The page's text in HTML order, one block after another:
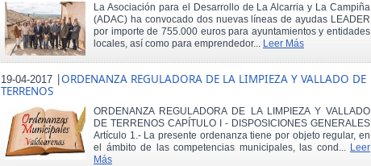
La Asociación para el Desarrollo de La Alcarria y La Campiña
(ADAC) ha convocado dos nuevas líneas de ayudas LEADER
por importe de 755.000 euros para ayuntamientos y entidades
locales, así como para emprendedor... Leer Más
19-04-2017 |ORDENANZA REGULADORA DE LA LIMPIEZA Y VALLADO DE
TERRENOS
ORDENANZA REGULADORA DE LA LIMPIEZA Y VALLADO
DE TERRENOS CAPÍTULO I - DISPOSICIONES GENERALES
Artículo 1.- La presente ordenanza tiene por objeto regular, en
el ámbito de las competencias municipales, las cond... Leer
Más